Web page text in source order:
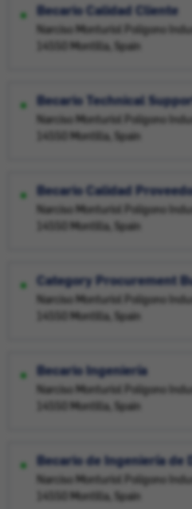
Becario Calidad Cliente
Narciso Monturiol Poligono
14550 Montilla, Spain
Becario Technical
Narciso Monturiol Poligono
14550 Montilla, Spain
Becario Calidad
Narciso Monturiol Poligono
14550 Montilla, Spain
Category Procurement
Narciso Monturiol Poligono
14550 Montilla, Spain
Becario Ingeniería
Narciso Monturiol Poligono
14550 Montilla, Spain
Becario de Ingeniería de
Narciso Monturiol Poligono
14550 Montilla, Spain